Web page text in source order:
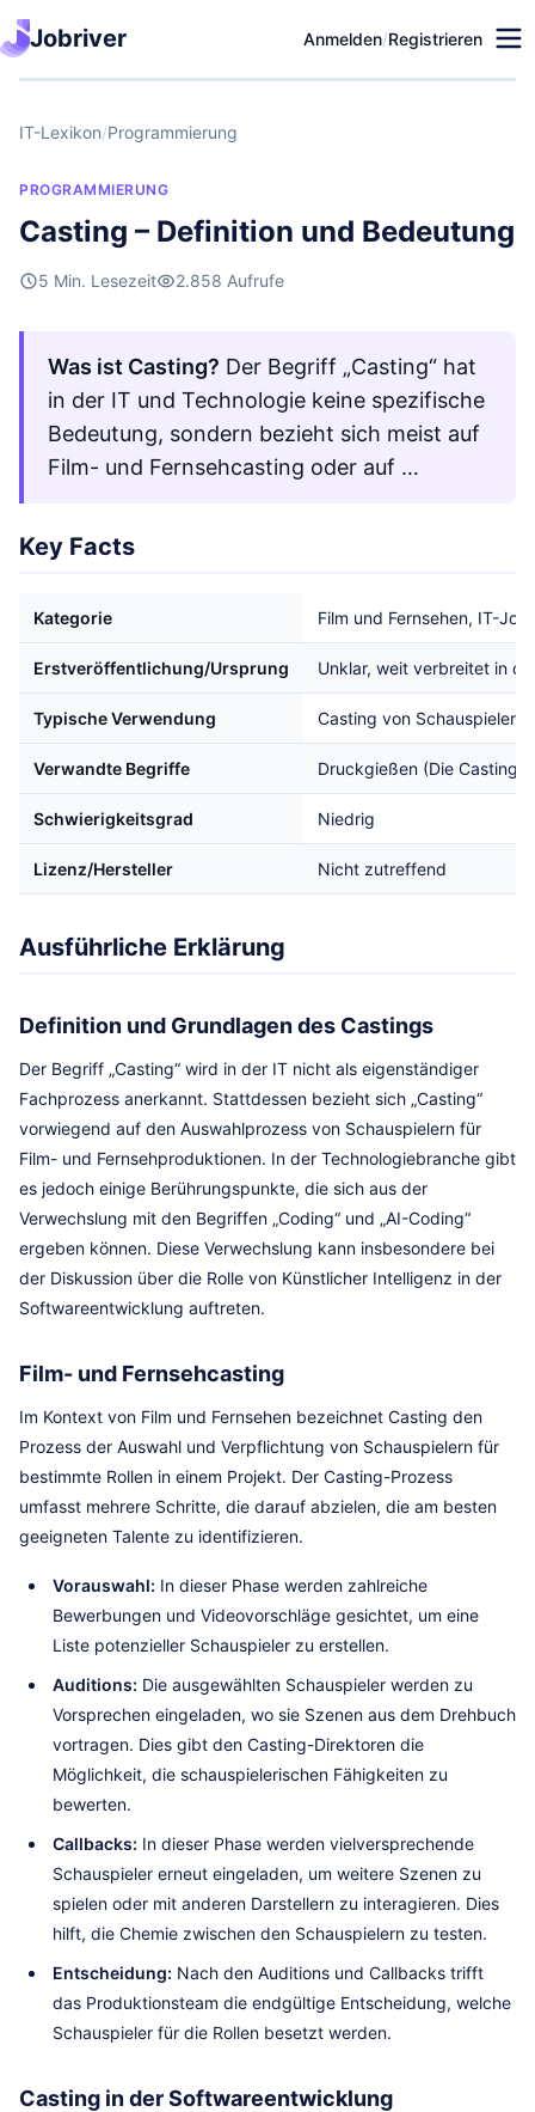
Jobriver Anmelden/Registrieren
IT-Lexikon/Programmierung
PROGRAMMIERUNG
Casting – Definition und Bedeutung
5 Min. Lesezeit 2.858 Aufrufe
Was ist Casting? Der Begriff „Casting“ hat
in der IT und Technologie keine spezifische
Bedeutung, sondern bezieht sich meist auf
Film- und Fernsehcasting oder auf …
Key Facts
Kategorie Film und Fernsehen, IT-
Erstveröffentlichung/Ursprung Unklar, weit verbreitet in
Typische Verwendung Casting von Schauspielern
Verwandte Begriffe Druckgießen (Die Casting),
Schwierigkeitsgrad Niedrig
Lizenz/Hersteller Nicht zutreffend
Ausführliche Erklärung
Definition und Grundlagen des Castings
Der Begriff „Casting“ wird in der IT nicht als eigenständiger
Fachprozess anerkannt. Stattdessen bezieht sich „Casting“
vorwiegend auf den Auswahlprozess von Schauspielern für
Film- und Fernsehproduktionen. In der Technologiebranche gibt
es jedoch einige Berührungspunkte, die sich aus der
Verwechslung mit den Begriffen „Coding“ und „AI-Coding“
ergeben können. Diese Verwechslung kann insbesondere bei
der Diskussion über die Rolle von Künstlicher Intelligenz in der
Softwareentwicklung auftreten.
Film- und Fernsehcasting
Im Kontext von Film und Fernsehen bezeichnet Casting den
Prozess der Auswahl und Verpflichtung von Schauspielern für
bestimmte Rollen in einem Projekt. Der Casting-Prozess
umfasst mehrere Schritte, die darauf abzielen, die am besten
geeigneten Talente zu identifizieren.
Vorauswahl: In dieser Phase werden zahlreiche
Bewerbungen und Videovorschläge gesichtet, um eine
Liste potenzieller Schauspieler zu erstellen.
Auditions: Die ausgewählten Schauspieler werden zu
Vorsprechen eingeladen, wo sie Szenen aus dem Drehbuch
vortragen. Dies gibt den Casting-Direktoren die
Möglichkeit, die schauspielerischen Fähigkeiten zu
bewerten.
Callbacks: In dieser Phase werden vielversprechende
Schauspieler erneut eingeladen, um weitere Szenen zu
spielen oder mit anderen Darstellern zu interagieren. Dies
hilft, die Chemie zwischen den Schauspielern zu testen.
Entscheidung: Nach den Auditions und Callbacks trifft
das Produktionsteam die endgültige Entscheidung, welche
Schauspieler für die Rollen besetzt werden.
Casting in der Softwareentwicklung